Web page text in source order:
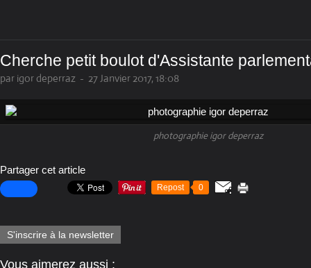
Cherche petit boulot d'Assistante
par igor deperraz - 27 Janvier 2017, 18:08
photographie igor deperraz
Partager cet article
Repost 0
S'inscrire à la newsletter
Vous aimerez aussi :